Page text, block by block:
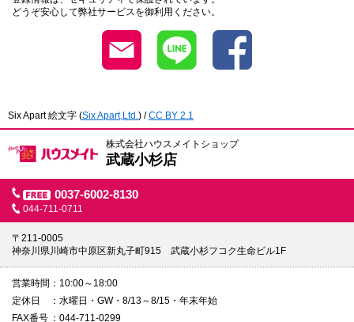
どうぞ安心して弊社サービスを御利用ください。
Six Apart 絵文字 (Six Apart,Ltd.) /CC BY 2.1
株式会社ハウスメイトショップ
武蔵小杉店
0037-6002-8130
044-711-0711
〒211-0005
神奈川県川崎市中原区新丸子町915 武蔵小杉フコク生命ビル1F
営業時間
10:00～18:00
定休日
水曜日・GW・8/13～8/15・年末年始
FAX番号
044-711-0299